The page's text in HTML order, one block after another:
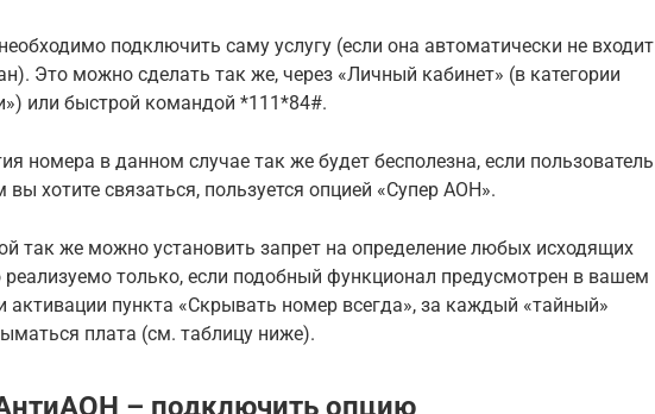
подключить саму услугу (если она автоматически не входит
Это можно сделать так же, через «Личный кабинет» (в категории
или быстрой командой *111*84#.
номера в данном случае так же будет бесполезна, если пользователь
хотите связаться, пользуется опцией «Супер АОН».
так же можно установить запрет на определение любых исходящих
реализуемо только, если подобный функционал предусмотрен в вашем
активации пункта «Скрывать номер всегда», за каждый «тайный»
плата (см. таблицу ниже).
– подключить опцию